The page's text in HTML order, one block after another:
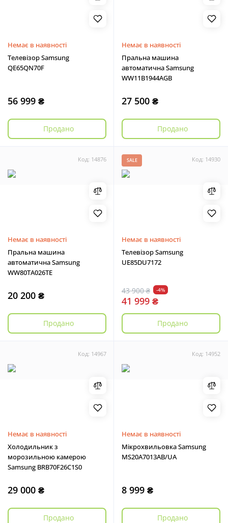
Немає в наявності
Телевізор Samsung
QE65QN70F
56 999 ₴
Продано
Немає в наявності
Пральна машина
автоматична Samsung
WW11B1944AGB
27 500 ₴
Продано
Код: 14876
Немає в наявності
Пральна машина
автоматична Samsung
WW80TA026TE
20 200 ₴
Продано
Код: 14930
SALE
Немає в наявності
Телевізор Samsung
UE85DU7172
43 900 ₴ -4%
41 999 ₴
Продано
Код: 14967
Немає в наявності
Холодильник з
морозильною камерою
Samsung BRB70F26C1S0
29 000 ₴
Продано
Код: 14952
Немає в наявності
Мікрохвильовка Samsung
MS20A7013AB/UA
8 999 ₴
Продано